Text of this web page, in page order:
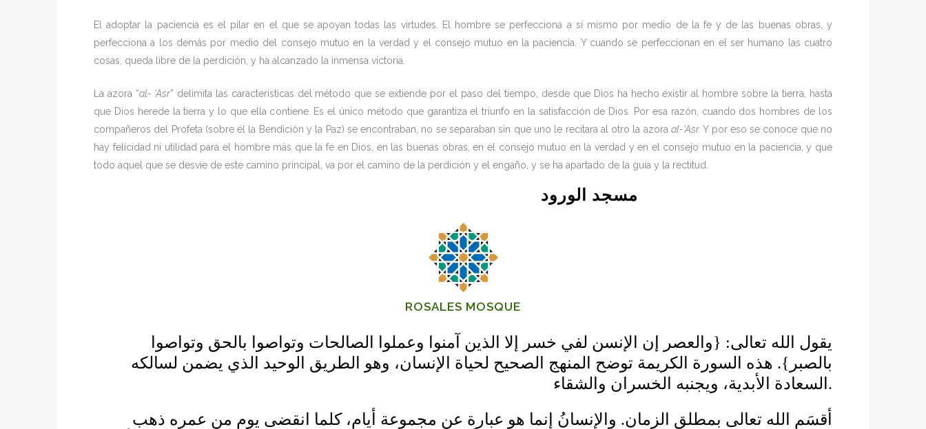
El adoptar la paciencia es el pilar en el que se apoyan todas las virtudes. El hombre se perfecciona a sí mismo por medio de la fe y de las buenas obras, y
perfecciona a los demás por medio del consejo mutuo en la verdad y el consejo mutuo en la paciencia. Y cuando se perfeccionan en el ser humano las cuatro
cosas, queda libre de la perdición, y ha alcanzado la inmensa victoria.
La azora “al- ‘Asr” delimita las características del método que se extiende por el paso del tiempo, desde que Dios ha hecho existir al hombre sobre la tierra, hasta
que Dios herede la tierra y lo que ella contiene. Es el único método que garantiza el triunfo en la satisfacción de Dios. Por esa razón, cuando dos hombres de los
compañeros del Profeta (sobre él la Bendición y la Paz) se encontraban, no se separaban sin que uno le recitara al otro la azora al-‘Asr.Y por eso se conoce que no
hay felicidad ni utilidad para el hombre más que la fe en Dios, en las buenas obras, en el consejo mutuo en la verdad y en el consejo mutuo en la paciencia, y que
todo aquel que se desvíe de este camino principal, va por el camino de la perdición y el engaño, y se ha apartado de la guía y la rectitud.
مسجد الورود
ROSALES MOSQUE
يقول الله تعالى: {والعصر إن اﻹنسن لفي خسر إلا الذين آمنوا وعملوا الصالحات وتواصوا بالحق وتواصوا
بالصبر }. هذه السورة الكريمة توضح المنهج الصحيح لحياة اﻹنسان، وهو الطريق الوحيد الذي يضمن لسالكه
السعادة اﻷبدية، ويجنبه الخسران والشقاء .
أقسَم الله تعالى بمطلق الزمان. واﻹنسانُ إنما هو عبارة عن مجموعة أيام، كلما انقضى يوم من عمره ذهب